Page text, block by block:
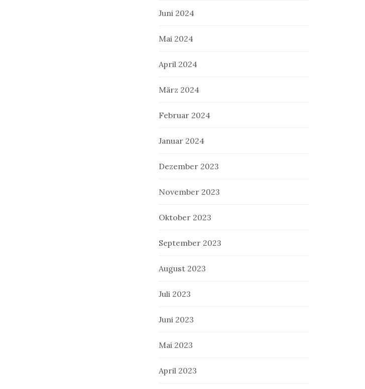
Juni 2024
Mai 2024
April 2024
März 2024
Februar 2024
Januar 2024
Dezember 2023
November 2023
Oktober 2023
September 2023
August 2023
Juli 2023
Juni 2023
Mai 2023
April 2023